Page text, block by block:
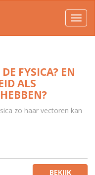
FYSICA? EN
ALS
zo haar vectoren kan
BEKIJK